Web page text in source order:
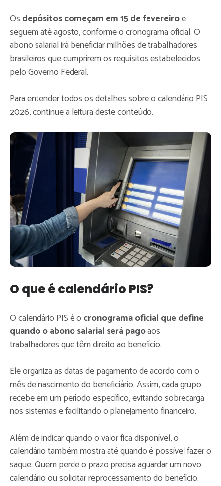
Os depósitos começam em 15 de fevereiroe
seguem até agosto, conforme o cronograma oficial. O
abono salarial irá beneficiar milhões de trabalhadores
brasileiros que cumprirem os requisitos estabelecidos
pelo Governo Federal.
Para entender todos os detalhes sobre o calendário PIS
2026, continue a leitura deste conteúdo.
O que é calendário PIS?
O calendário PIS é o cronograma oficial que define
quando o abono salarial será pagoaos
trabalhadores que têm direito ao benefício.
Ele organiza as datas de pagamento de acordo com o
mês de nascimento do beneficiário. Assim, cada grupo
recebe em um período específico, evitando sobrecarga
nos sistemas e facilitando o planejamento financeiro.
Além de indicar quando o valor fica disponível, o
calendário também mostra até quando é possível fazer o
saque. Quem perde o prazo precisa aguardar um novo
calendário ou solicitar reprocessamento do benefício.